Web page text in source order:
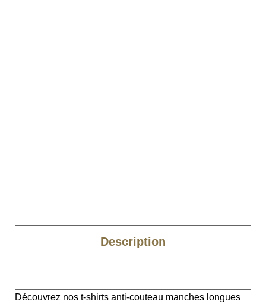
Description
Découvrez nos t-shirts anti-couteau manches longues